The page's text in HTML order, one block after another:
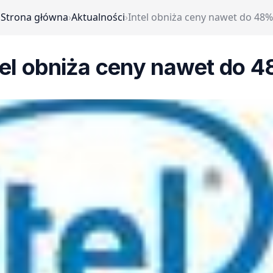
Strona główna›Aktualności›Intel obniża ceny nawet do 48%
obniża ceny nawet do